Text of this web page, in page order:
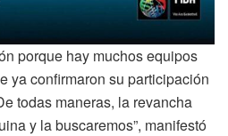
porque hay muchos equipos
ya confirmaron su participación
todas maneras, la revancha
y la buscaremos”, manifestó